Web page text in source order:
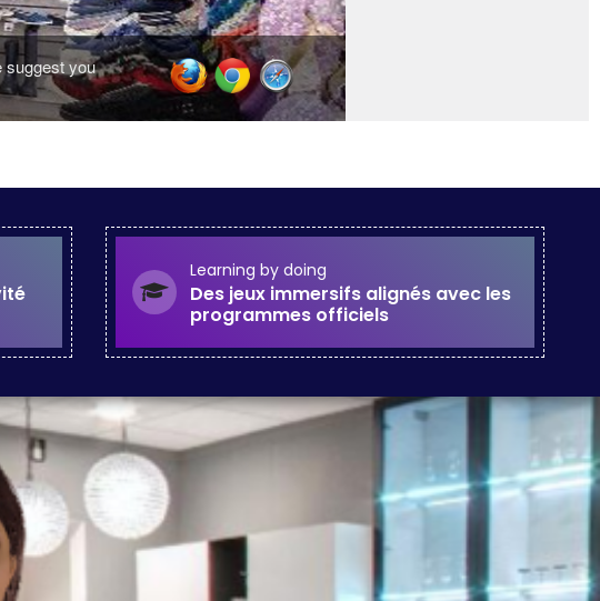
Learning by doing
Des jeux immersifs alignés avec les
programmes officiels